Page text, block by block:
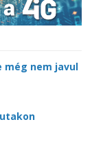
még nem javul